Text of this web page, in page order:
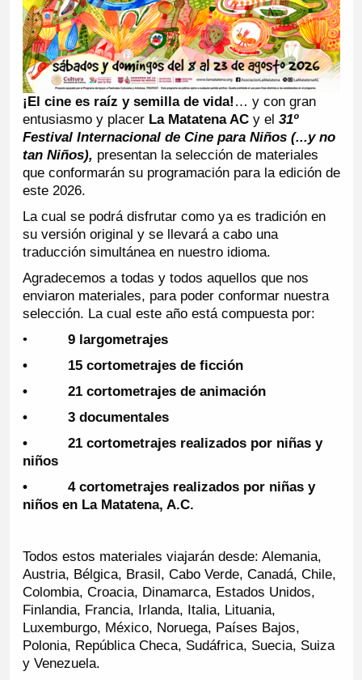
¡El cine es raíz y semilla de vida! … y con gran
entusiasmo y placer La Matatena ACy el 31º
Festival Internacional de Cine para Niños (...y no
tan Niños), presentan la selección de materiales
que conformarán su programación para la edición de
este 2026.
La cual se podrá disfrutar como ya es tradición en
su versión original y se llevará a cabo una
traducción simultánea en nuestro idioma.
Agradecemos a todas y todos aquellos que nos
enviaron materiales, para poder conformar nuestra
selección. La cual este año está compuesta por:
•9 largometrajes
• 15 cortometrajes de ficción
• 21 cortometrajes de animación
• 3 documentales
• 21 cortometrajes realizados por niñas y
niños
• 4 cortometrajes realizados por niñas y
niños en La Matatena, A.C.
Todos estos materiales viajarán desde: Alemania,
Austria, Bélgica, Brasil, Cabo Verde, Canadá, Chile,
Colombia, Croacia, Dinamarca, Estados Unidos,
Finlandia, Francia, Irlanda, Italia, Lituania,
Luxemburgo, México, Noruega, Países Bajos,
Polonia, República Checa, Sudáfrica, Suecia, Suiza
y Venezuela.